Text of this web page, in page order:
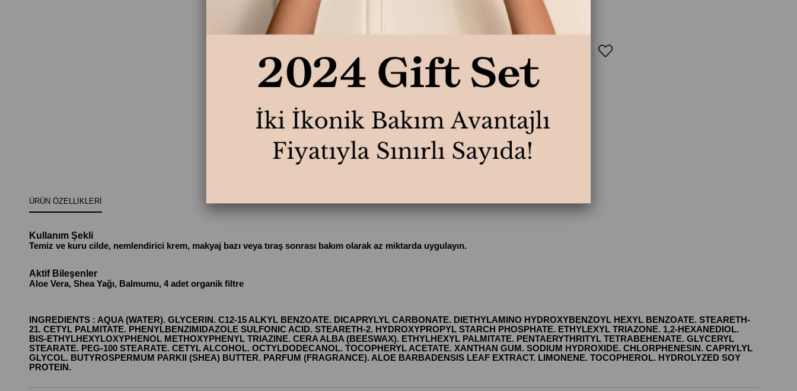
TAVSIYE ET YORUM YAZ
ÜRÜN ÖZELLIKLERI
Kullanım Şekli
Temiz ve kuru cilde, nemlendirici krem, makyaj bazı veya tıraş sonrası bakım olarak az miktarda uygulayın.
Aktif Bileşenler
Aloe Vera, Shea Yağı, Balmumu, 4 adet organik filtre
INGREDIENTS : AQUA (WATER). GLYCERIN. C12-15 ALKYL BENZOATE. DICAPRYLYL CARBONATE. DIETHYLAMINO HYDROXYBENZOYL HEXYL BENZOATE. STEARETH-
21. CETYL PALMITATE. PHENYLBENZIMIDAZOLE SULFONIC ACID. STEARETH-2. HYDROXYPROPYL STARCH PHOSPHATE. ETHYLEXYL TRIAZONE. 1,2-HEXANEDIOL.
BIS-ETHYLHEXYLOXYPHENOL METHOXYPHENYL TRIAZINE. CERA ALBA (BEESWAX). ETHYLHEXYL PALMITATE. PENTAERYTHRITYL TETRABEHENATE. GLYCERYL
STEARATE. PEG-100 STEARATE. CETYL ALCOHOL. OCTYLDODECANOL. TOCOPHERYL ACETATE. XANTHAN GUM. SODIUM HYDROXIDE. CHLORPHENESIN. CAPRYLYL
GLYCOL. BUTYROSPERMUM PARKII (SHEA) BUTTER. PARFUM (FRAGRANCE). ALOE BARBADENSIS LEAF EXTRACT. LIMONENE. TOCOPHEROL. HYDROLYZED SOY
PROTEIN.